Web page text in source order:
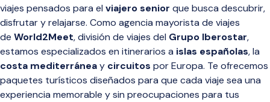
viajes pensados para el viajero senior que busca descubrir,
disfrutar y relajarse. Como agencia mayorista de viajes
de World2Meet, división de viajes del Grupo Iberostar,
estamos especializados en itinerarios a islas españolas, la
costa mediterráneay circuitos por Europa. Te ofrecemos
paquetes turísticos diseñados para que cada viaje sea una
experiencia memorable y sin preocupaciones para tus